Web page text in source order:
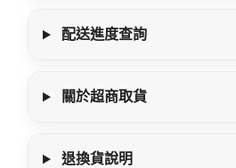
配送進度查詢
關於超商取貨
退換貨說明